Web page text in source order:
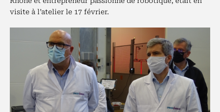
visite à l’atelier le 17 février.